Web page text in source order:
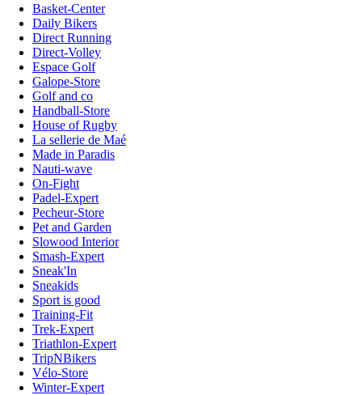
Basket-Center
Daily Bikers
Direct Running
Direct-Volley
Espace Golf
Galope-Store
Golf and co
Handball-Store
House of Rugby
La sellerie de Maé
Made in Paradis
Nauti-wave
On-Fight
Padel-Expert
Pecheur-Store
Pet and Garden
Slowood Interior
Smash-Expert
Sneak'In
Sneakids
Sport is good
Training-Fit
Trek-Expert
Triathlon-Expert
TripNBikers
Vélo-Store
Winter-Expert